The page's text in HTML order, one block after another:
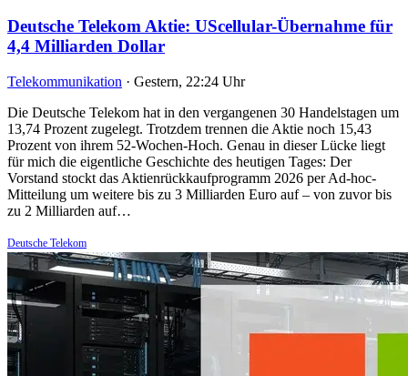
Deutsche Telekom Aktie: UScellular-Übernahme für
4,4 Milliarden Dollar
Telekommunikation · Gestern, 22:24 Uhr
Die Deutsche Telekom hat in den vergangenen 30 Handelstagen um
13,74 Prozent zugelegt. Trotzdem trennen die Aktie noch 15,43
Prozent von ihrem 52-Wochen-Hoch. Genau in dieser Lücke liegt
für mich die eigentliche Geschichte des heutigen Tages: Der
Vorstand stockt das Aktienrückkaufprogramm 2026 per Ad-hoc-
Mitteilung um weitere bis zu 3 Milliarden Euro auf – von zuvor bis
zu 2 Milliarden auf…
Deutsche Telekom